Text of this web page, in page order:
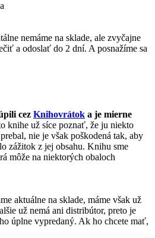
nemáme na sklade, ale zvyčajne
a odoslať do 2 dní. A posnažíme sa
cez Knihovrátok a je mierne
knihe už síce poznať, že ju niekto
nie je však poškodená tak, aby
zážitok z jej obsahu. Knihu sme
môže na niektorých obaloch
aktuálne na sklade, máme však už
už nemá ani distribútor, preto je
úplne vypredaný. Ak ho chcete mať,